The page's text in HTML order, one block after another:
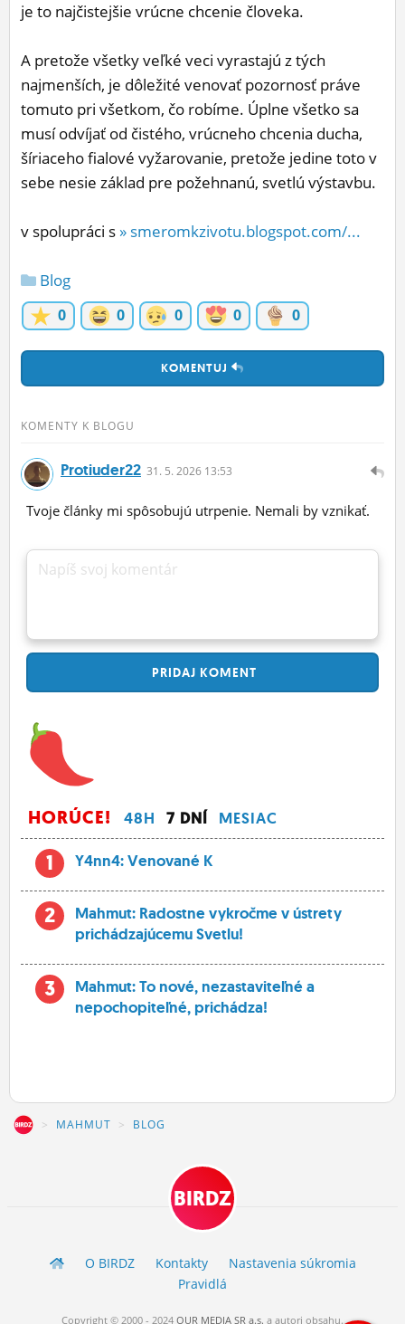
je to najčistejšie vrúcne chcenie človeka.
A pretože všetky veľké veci vyrastajú z tých
najmenších, je dôležité venovať pozornosť práve
tomuto pri všetkom, čo robíme. Úplne všetko sa
musí odvíjať od čistého, vrúcneho chcenia ducha,
šíriaceho fialové vyžarovanie, pretože jedine toto v
sebe nesie základ pre požehnanú, svetlú výstavbu.
v spolupráci s » smeromkzivotu.blogspot.com/...
Blog
0 0 0 0 0
KOMENTUJ
KOMENTY K BLOGU
Protiuder22 31. 5. 2026 13:53
Tvoje články mi spôsobujú utrpenie. Nemali by vznikať.
Napíš svoj komentár
PRIDAJ KOMENT
HORÚCE! 48H 7 DNÍ MESIAC
1 Y4nn4: Venované K
2
Mahmut: Radostne vykročme v ústrety
prichádzajúcemu Svetlu!
3
Mahmut: To nové, nezastaviteľné a
nepochopiteľné, prichádza!
MAHMUT BLOG
BIRDZ
O BIRDZ Kontakty
Nastavenia súkromia
Pravidlá
Copyright © 2000 - 2024 OUR MEDIA SR a.s. a autori obsahu.